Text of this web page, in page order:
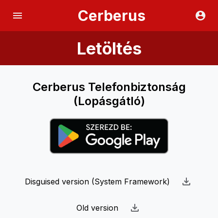
Cerberus
Letöltés
Cerberus Telefonbiztonság
(Lopásgátló)
Disguised version (System Framework)
Old version